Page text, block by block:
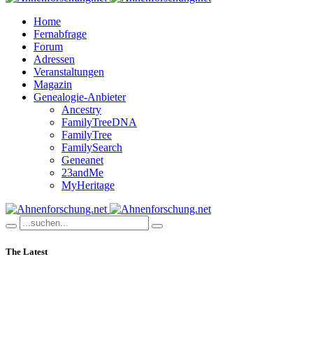
Home
Fernabfrage
Forum
Adressen
Veranstaltungen
Magazin
Genealogie-Anbieter
Ancestry
FamilyTreeDNA
FamilyTree
FamilySearch
Geneanet
23andMe
MyHeritage
The Latest